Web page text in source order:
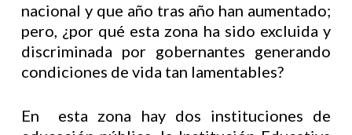
nacional y que año tras año han aumentado;
pero, ¿por qué esta zona ha sido excluida y
discriminada por gobernantes generando
condiciones de vida tan lamentables?
En esta zona hay dos instituciones de